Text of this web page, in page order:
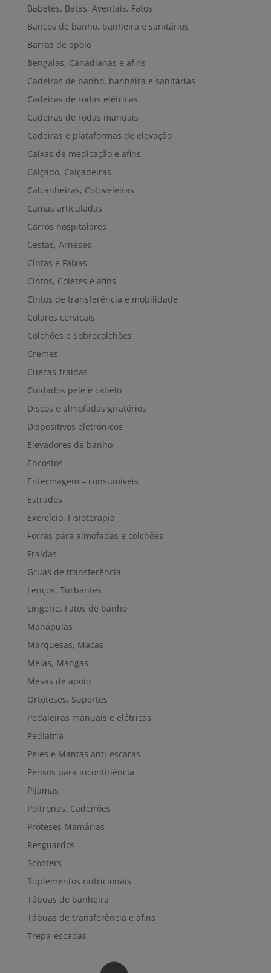
Babetes, Batas, Aventais, Fatos
Bancos de banho, banheira e sanitários
Barras de apoio
Bengalas, Canadianas e afins
Cadeiras de banho, banheira e sanitárias
Cadeiras de rodas elétricas
Cadeiras de rodas manuais
Cadeiras e plataformas de elevação
Caixas de medicação e afins
Calçado, Calçadeiras
Calcanheiras, Cotoveleiras
Camas articuladas
Carros hospitalares
Cestas, Arneses
Cintas e Faixas
Cintos, Coletes e afins
Cintos de transferência e mobilidade
Colares cervicais
Colchões e Sobrecolchões
Cremes
Cuecas-fraldas
Cuidados pele e cabelo
Discos e almofadas giratórios
Dispositivos eletrónicos
Elevadores de banho
Encostos
Enfermagem – consumíveis
Estrados
Exercício, Fisioterapia
Forras para almofadas e colchões
Fraldas
Gruas de transferência
Lenços, Turbantes
Lingerie, Fatos de banho
Manápulas
Marquesas, Macas
Meias, Mangas
Mesas de apoio
Ortóteses, Suportes
Pedaleiras manuais e elétricas
Pediatria
Peles e Mantas anti-escaras
Pensos para incontinência
Pijamas
Poltronas, Cadeirões
Próteses Mamárias
Resguardos
Scooters
Suplementos nutricionais
Tábuas de banheira
Tábuas de transferência e afins
Trepa-escadas